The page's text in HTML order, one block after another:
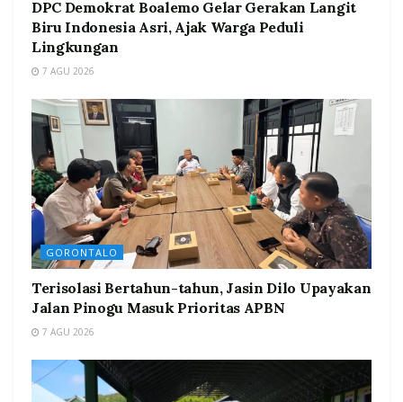
DPC Demokrat Boalemo Gelar Gerakan Langit
Biru Indonesia Asri, Ajak Warga Peduli
Lingkungan
7 AGU 2026
GORONTALO
Terisolasi Bertahun-tahun, Jasin Dilo Upayakan
Jalan Pinogu Masuk Prioritas APBN
7 AGU 2026